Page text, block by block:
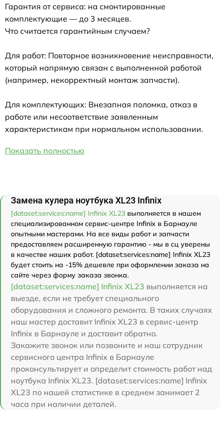
Гарантия от сервиса: на смонтированные
комплектующие — до 3 месяцев.
Что считается гарантийным случаем?
Для работ: Повторное возникновение неисправности,
который напрямую связан с выполненной работой
(например, некорректный монтаж запчасти).
Для комплектующих: Внезапная поломка, отказ в
работе или несоответствие заявленным
характеристикам при нормальном использовании.
Показать полностью
Замена кулера ноутбука XL23 Infinix
[dataset:services:name] Infinix XL23 выполняется в нашем
специализированном сервис-центре Infinix в Барнауле
опытными мастерами. На все виды работ и запчасти
предоставляем расширенную гарантию - мы в сц уверены
в качестве наших работ. [dataset:services:name] Infinix XL23
будет стоить на -15% дешевле при оформлении заказа на
сайте через форму заказа звонка.
[dataset:services:name] Infinix XL23 выполняется на
выезде, если не требует специального
оборудования и сложного ремонта. В таких случаях
наш мастер доставит Infinix XL23 в сервис-центр
Infinix в Барнауле и доставит обратно.
Закажите звонок или позвоните и наш сотрудник
сервисного центра Infinix в Барнауле
проконсультирует и определит стоимость работ над
ноутбука Infinix XL23. [dataset:services:name] Infinix
XL23 по нашей статистике в среднем занимает 2
часа при наличии деталей.